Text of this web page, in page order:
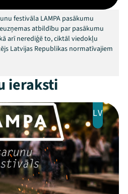
X Instagram
Flick TikTok
festivāla LAMPA pasākumu
atbildību par pasākumu
arī nerediģē to, ciktāl viedokļu
Latvijas Republikas normatīvajiem
ieraksti
LV